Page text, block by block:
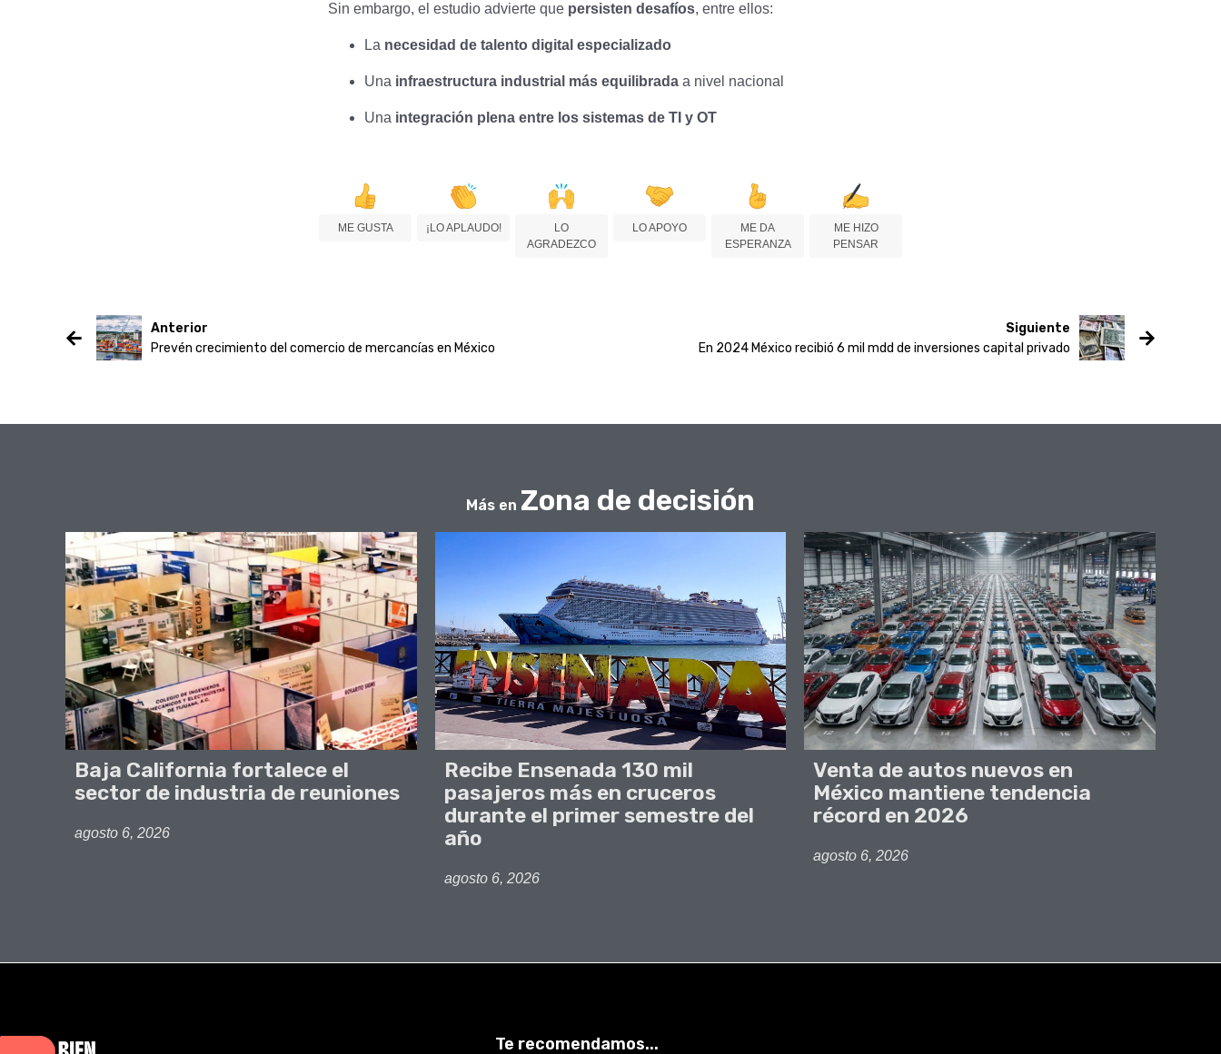
Sin embargo, el estudio advierte que persisten desafíos, entre ellos:
La necesidad de talento digital especializado
Una infraestructura industrial más equilibrada a nivel nacional
Una integración plena entre los sistemas de TI y OT
ME GUSTA ¡LO APLAUDO!
LO
AGRADEZCO
LO APOYO
ME DA
ESPERANZA
ME HIZO
PENSAR
Anterior
Prevén crecimiento del comercio de mercancías en México
Siguiente
En 2024 México recibió 6 mil mdd de inversiones capital privado
Más en Zona de decisión
Baja California fortalece el
sector de industria de reuniones
agosto 6, 2026
Recibe Ensenada 130 mil
pasajeros más en cruceros
durante el primer semestre del
año
agosto 6, 2026
Venta de autos nuevos en
México mantiene tendencia
récord en 2026
agosto 6, 2026
Te recomendamos...